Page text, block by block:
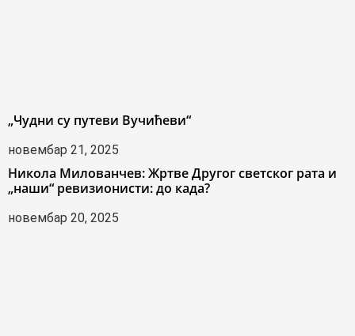
„Чудни су путеви Вучићеви“
новембар 21, 2025
Никола Милованчев: Жртве Другог светског рата и
„наши“ ревизионисти: до када?
новембар 20, 2025